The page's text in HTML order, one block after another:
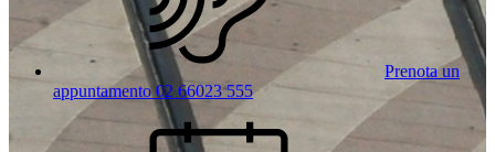
Prenota un
appuntamento 02 66023 555